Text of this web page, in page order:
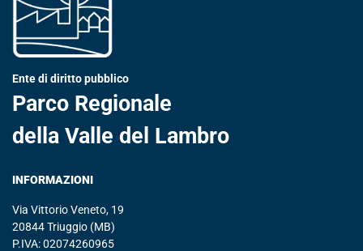
Ente di diritto pubblico
Parco Regionale
della Valle del Lambro
INFORMAZIONI
Via Vittorio Veneto, 19
20844 Triuggio (MB)
P.IVA: 02074260965